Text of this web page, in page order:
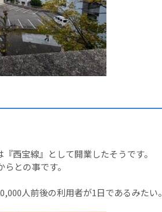
西宝線』として開業したそうです。
との事です。
人前後の利用者が1日であるみたい。